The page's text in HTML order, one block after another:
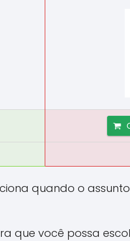
quando o
que você possa